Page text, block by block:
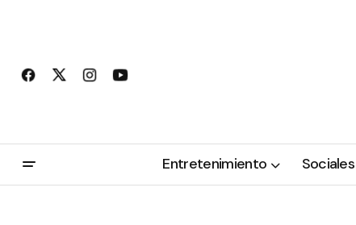
Entretenimiento Sociales